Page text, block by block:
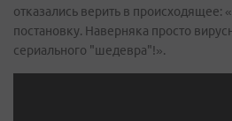
отказались верить в происходящее:
постановку. Наверняка просто
сериального "шедевра"!».